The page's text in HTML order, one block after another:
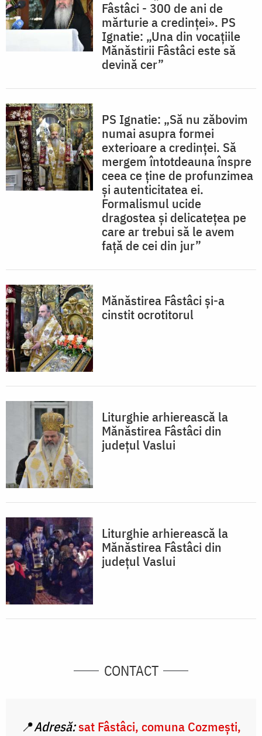
Fâstâci - 300 de ani de
mărturie a credinței». PS
Ignatie: „Una din vocațiile
Mănăstirii Fâstâci este să
devină cer”
PS Ignatie: „Să nu zăbovim
numai asupra formei
exterioare a credinței. Să
mergem întotdeauna înspre
ceea ce ține de profunzimea
și autenticitatea ei.
Formalismul ucide
dragostea și delicatețea pe
care ar trebui să le avem
față de cei din jur”
Mănăstirea Fâstâci şi-a
cinstit ocrotitorul
Liturghie arhierească la
Mănăstirea Fâstâci din
judeţul Vaslui
Liturghie arhierească la
Mănăstirea Fâstâci din
judeţul Vaslui
CONTACT
📍Adresă: sat Fâstâci, comuna Cozmești,